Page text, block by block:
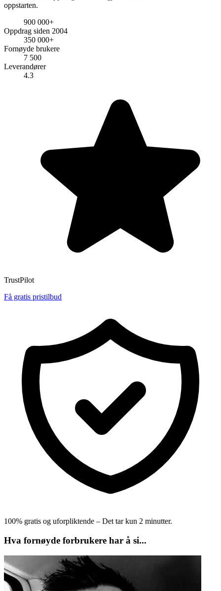
oppstarten.
900 000+
Oppdrag siden 2004
350 000+
Fornøyde brukere
7 500
Leverandører
4.3
TrustPilot
Få gratis pristilbud
100% gratis og uforpliktende – Det tar kun 2 minutter.
Hva fornøyde forbrukere har å si...